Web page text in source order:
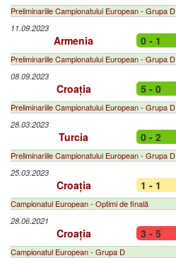
Preliminariile Campionatului European - Grupa D
11.09.2023
Armenia 0 - 1
Preliminariile Campionatului European - Grupa D
08.09.2023
Croația 5 - 0
Preliminariile Campionatului European - Grupa D
28.03.2023
Turcia 0 - 2
Preliminariile Campionatului European - Grupa D
25.03.2023
Croația 1 - 1
Campionatul European - Optimi de finală
28.06.2021
Croația 3 - 5
Campionatul European - Grupa D